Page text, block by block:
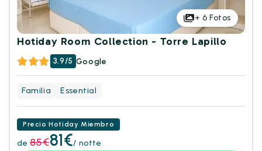
+ 6 Fotos
Hotiday Room Collection - Torre Lapillo
3.9/5 Google
Familia Essential
Precio Hotiday Miembro
de 85€81€/ notte